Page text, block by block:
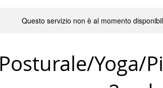
Questo servizio non è al momento
Posturale/Yoga/